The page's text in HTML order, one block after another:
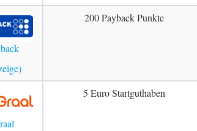
200 Payback Punkte
5 Euro Startguthaben